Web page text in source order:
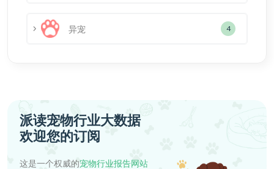
异宠 4
派读宠物行业大数据
欢迎您的订阅
这是一个权威的宠物行业报告网站